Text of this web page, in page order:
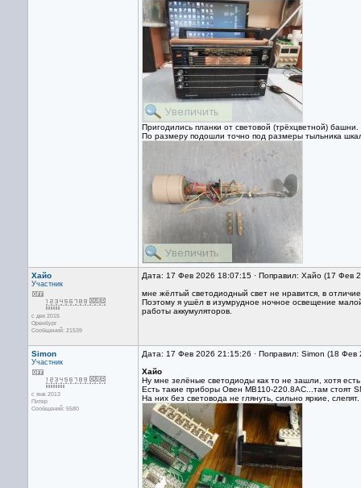
Пригодились планки от световой (трёхцветной) башни.
По размеру подошли точно под размеры тыльника
Хайо
Участник
с дек 2015
Оренбург
Сообщений: 21539
Дата: 17 Фев 2026 18:07:15 · Поправил: Хайо (17 Фев
мне жёлтый светодиодный свет не нравится, в
Поэтому я ушёл в изумрудное ночное освещение
работы аккумуляторов.
Simon
Участник
с янв 2013
Питер
Сообщений: 5580
Дата: 17 Фев 2026 21:15:26 · Поправил: Simon (18
Хайо
Ну мне зелёные светодиоды как то не зашли, хотя
Есть такие приборы Овен МВ110-220.8АС...там стоят
На них без световода не глянуть, сильно яркие, слепят.